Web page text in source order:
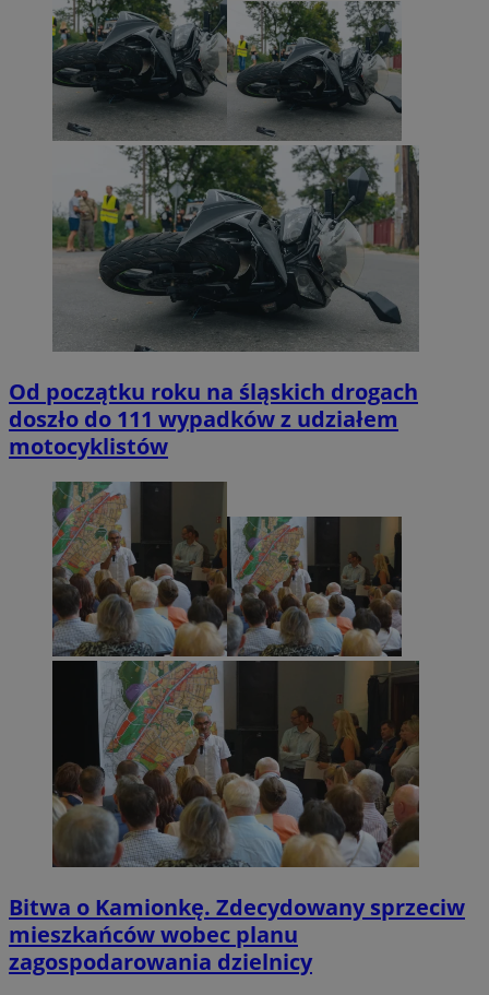
Od początku roku na śląskich drogach
doszło do 111 wypadków z udziałem
motocyklistów
Bitwa o Kamionkę. Zdecydowany sprzeciw
mieszkańców wobec planu
zagospodarowania dzielnicy